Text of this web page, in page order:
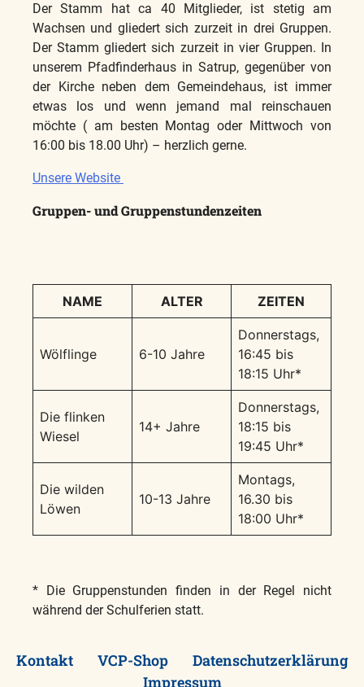
Der Stamm hat ca 40 Mitglieder, ist stetig am
Wachsen und gliedert sich zurzeit in drei Gruppen.
Der Stamm gliedert sich zurzeit in vier Gruppen. In
unserem Pfadfinderhaus in Satrup, gegenüber von
der Kirche neben dem Gemeindehaus, ist immer
etwas los und wenn jemand mal reinschauen
möchte ( am besten Montag oder Mittwoch von
16:00 bis 18.00 Uhr) – herzlich gerne.
Unsere Website
Gruppen- und Gruppenstundenzeiten
NAME ALTER ZEITEN
Wölflinge 6-10 Jahre
Donnerstags,
16:45 bis
18:15 Uhr*
Die flinken
Wiesel
14+ Jahre
Donnerstags,
18:15 bis
19:45 Uhr*
Die wilden
Löwen
10-13 Jahre
Montags,
16.30 bis
18:00 Uhr*
* Die Gruppenstunden finden in der Regel nicht
während der Schulferien statt.
Kontakt VCP-Shop
Datenschutzerklärung
Impressum